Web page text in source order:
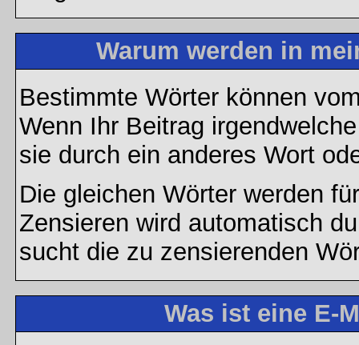
Warum werden in
Bestimmte Wörter können
Wenn Ihr Beitrag
sie durch ein anderes Wort
Die gleichen Wörter werden
Zensieren wird automatisch
sucht die zu zensierenden
Was ist eine E-